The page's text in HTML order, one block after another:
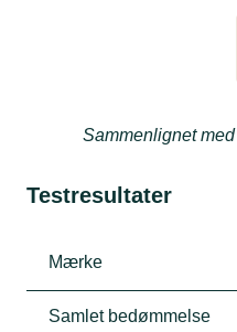
Sammenlignet med
Testresultater
Mærke
Samlet bedømmelse